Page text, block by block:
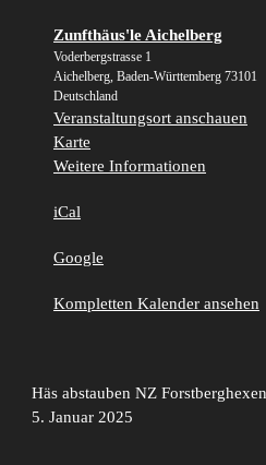
Zunfthäus'le Aichelberg
Voderbergstrasse 1
Aichelberg, Baden-Württemberg 73101
Deutschland
Veranstaltungsort anschauen
Karte
Aichelberg
Weitere Informationen
iCal
Google
Kompletten Kalender ansehen
Beitragsnavigation
Häs abstauben NZ
5. Januar 2025